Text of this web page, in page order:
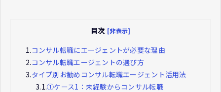
目次 [非表示]
1.コンサル転職にエージェントが必要な理由
2.コンサル転職エージェントの選び方
3.タイプ別お勧めコンサル転職エージェント活用法
3.1.①ケース1：未経験からコンサル転職